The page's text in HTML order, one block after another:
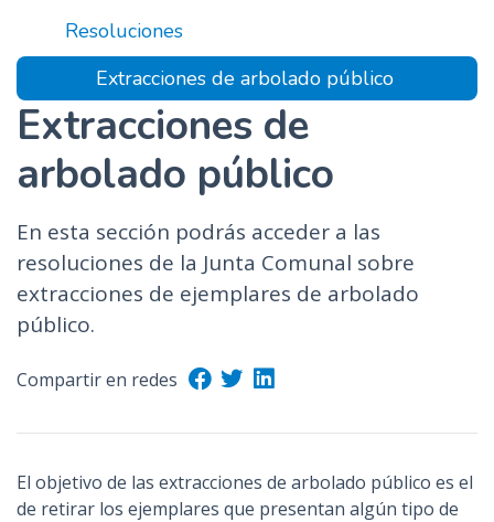
Resoluciones
Extracciones de arbolado público
Extracciones de
arbolado público
En esta sección podrás acceder a las
resoluciones de la Junta Comunal sobre
extracciones de ejemplares de arbolado
público.
Compartir en redes
El objetivo de las extracciones de arbolado público es el
de retirar los ejemplares que presentan algún tipo de